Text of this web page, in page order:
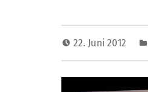
22. Juni 2012